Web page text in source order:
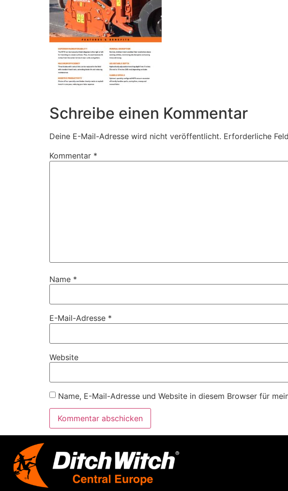
Schreibe einen Kommentar
Deine E-Mail-Adresse wird nicht veröffentlicht. Erforderliche
Kommentar *
Name *
E-Mail-Adresse *
Website
Name, E-Mail-Adresse und Website in diesem Browser für